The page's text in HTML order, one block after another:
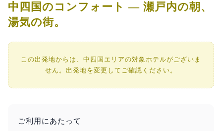
中四国のコンフォート — 瀬戸内の朝、
湯気の街。
この出発地からは、中四国エリアの対象ホテルがございま
せん。出発地を変更してご確認ください。
ご利用にあたって